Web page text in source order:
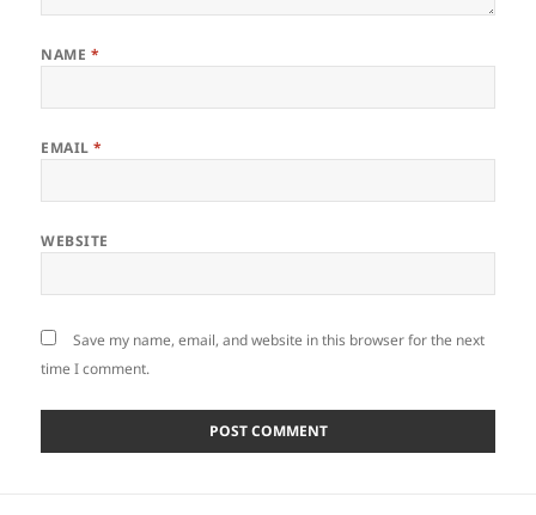
NAME *
EMAIL*
WEBSITE
Save my name, email, and website in this browser for the next
time I comment.